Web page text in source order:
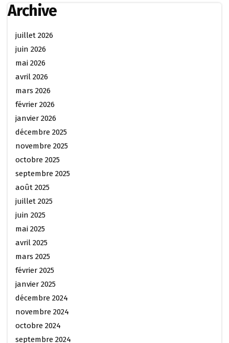
Archive
juillet 2026
juin 2026
mai 2026
avril 2026
mars 2026
février 2026
janvier 2026
décembre 2025
novembre 2025
octobre 2025
septembre 2025
août 2025
juillet 2025
juin 2025
mai 2025
avril 2025
mars 2025
février 2025
janvier 2025
décembre 2024
novembre 2024
octobre 2024
septembre 2024